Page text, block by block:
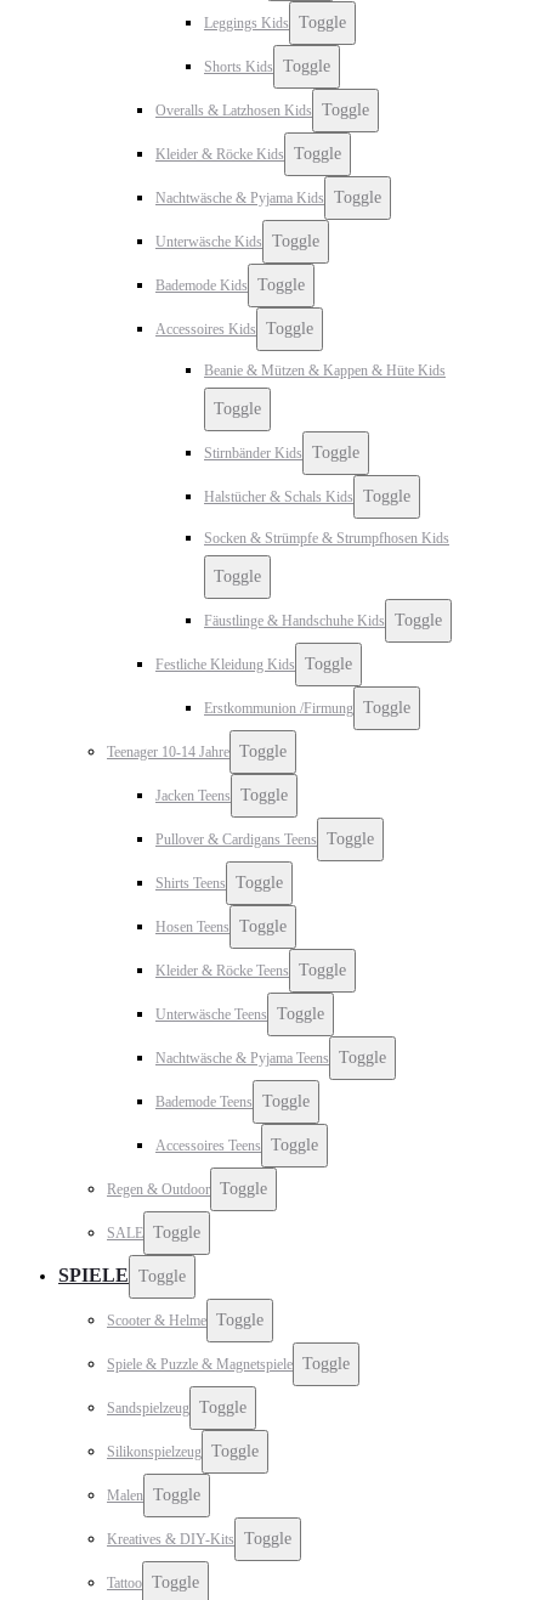
Leggings Kids Toggle
Shorts Kids Toggle
Overalls & Latzhosen Kids Toggle
Kleider & Röcke Kids Toggle
Nachtwäsche & Pyjama Kids Toggle
Unterwäsche Kids Toggle
Bademode Kids Toggle
Accessoires Kids Toggle
Beanie & Mützen & Kappen & Hüte Kids
Toggle
Stirnbänder Kids Toggle
Halstücher & Schals Kids Toggle
Socken & Strümpfe & Strumpfhosen Kids
Toggle
Fäustlinge & Handschuhe Kids Toggle
Festliche Kleidung Kids Toggle
Erstkommunion /Firmung Toggle
Teenager 10-14 Jahre Toggle
Jacken Teens Toggle
Pullover & Cardigans Teens Toggle
Shirts Teens Toggle
Hosen Teens Toggle
Kleider & Röcke Teens Toggle
Unterwäsche Teens Toggle
Nachtwäsche & Pyjama Teens Toggle
Bademode Teens Toggle
Accessoires Teens Toggle
Regen & Outdoor Toggle
SALE Toggle
SPIELE Toggle
Scooter & Helme Toggle
Spiele & Puzzle & Magnetspiele Toggle
Sandspielzeug Toggle
Silikonspielzeug Toggle
Malen Toggle
Kreatives & DIY-Kits Toggle
Tattoo Toggle